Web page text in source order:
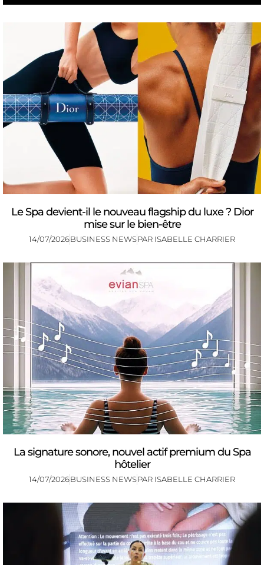
Le Spa devient-il le nouveau flagship du luxe ? Dior
mise sur le bien-être
14/07/2026BUSINESS NEWSPAR ISABELLE CHARRIER
La signature sonore, nouvel actif premium du Spa
hôtelier
14/07/2026BUSINESS NEWSPAR ISABELLE CHARRIER